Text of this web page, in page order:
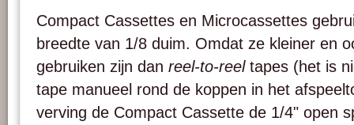
Compact Cassettes en Microcassettes
breedte van 1/8 duim. Omdat ze kleiner en
gebruiken zijn dan reel-to-reeltapes (het is
tape manueel rond de koppen in het
verving de Compact Cassette de 1/4" open